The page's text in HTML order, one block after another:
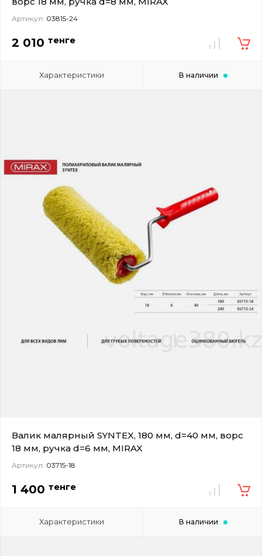
Артикул: 03815-24
2 010 тенге
Характеристики В наличии
Валик малярный SYNTEX, 180 мм, d=40 мм, ворс
18 мм, ручка d=6 мм, MIRAX
Артикул: 03715-18
1 400 тенге
Характеристики В наличии